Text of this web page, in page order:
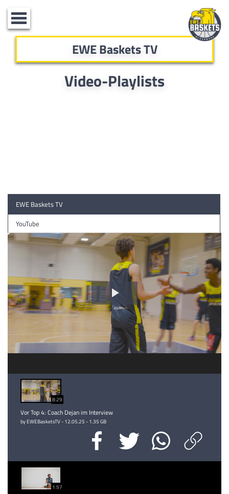
Toggle
navigation
EWE Baskets TV
Video-Playlists
EWE Baskets TV
YouTube
Video
abspielen
8:29
Vor Top 4: Coach Dejan im Interview
by EWEBasketsTV - 12.05.25 - 1.35 GB
1:57